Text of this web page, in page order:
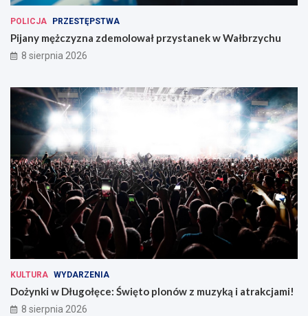
POLICJA PRZESTĘPSTWA
Pijany mężczyzna zdemolował przystanek w Wałbrzychu
8 sierpnia 2026
KULTURA WYDARZENIA
Dożynki w Długołęce: Święto plonów z muzyką i atrakcjami!
8 sierpnia 2026